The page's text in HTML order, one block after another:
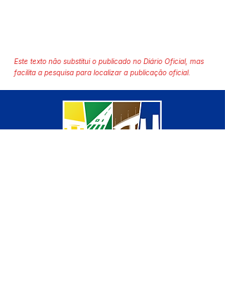
Este texto não substitui o publicado no Diário Oficial, mas
facilita a pesquisa para localizar a publicação oficial.